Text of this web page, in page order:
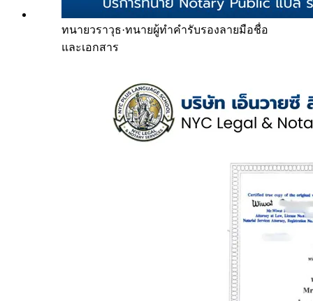
ทนายวราวุธ·ทนายผู้ทำคำรับรองลายมือชื่อ
และเอกสาร